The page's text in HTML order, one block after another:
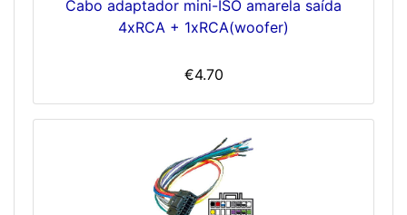
Cabo adaptador mini-ISO amarela saída
4xRCA + 1xRCA(woofer)
€4.70